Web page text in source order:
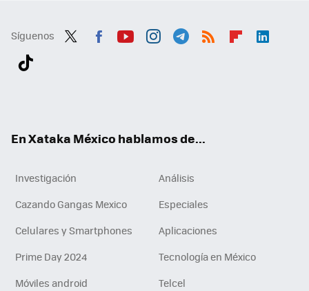
Síguenos
En Xataka México hablamos de...
Investigación
Análisis
Cazando Gangas Mexico
Especiales
Celulares y Smartphones
Aplicaciones
Prime Day 2024
Tecnología en México
Móviles android
Telcel